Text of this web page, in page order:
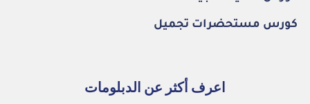
كورس مستحضرات تجميل
اعرف أكثر عن الدبلومات